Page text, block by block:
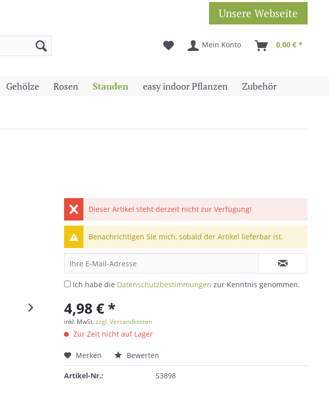
Unsere Webseite
Mein Konto 0,00 € *
Gehölze Rosen Stauden easy indoor Pflanzen Zubehör
Dieser Artikel steht derzeit nicht zur Verfügung!
Benachrichtigen Sie mich, sobald der Artikel lieferbar ist.
Ich habe die Datenschutzbestimmungen zur Kenntnis genommen.
4,98 € *
inkl. MwSt.zzgl. Versandkosten
Zur Zeit nicht auf Lager
Merken Bewerten
Artikel-Nr.: S3898